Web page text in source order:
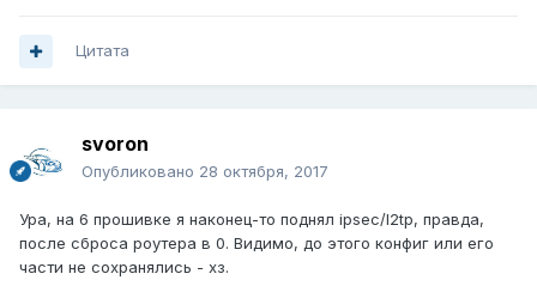
Цитата
svoron
Опубликовано 28 октября, 2017
Ура, на 6 прошивке я наконец-то поднял ipsec/l2tp, правда,
после сброса роутера в 0. Видимо, до этого конфиг или его
части не сохранялись - хз.